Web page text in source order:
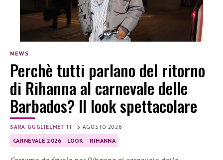
NEWS
Perchè tutti parlano del ritorno
di Rihanna al carnevale delle
Barbados? Il look spettacolare
SARA GUGLIELMETTI |5 AGOSTO 2026
CARNEVALE 2026 LOOK RIHANNA